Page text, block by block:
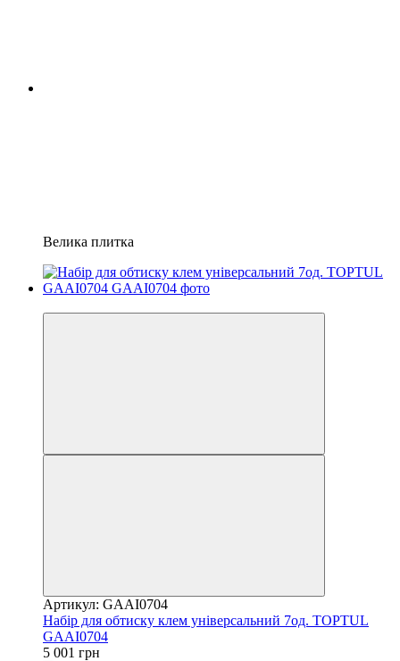
Велика плитка
Артикул: GAAI0704
Набір для обтиску клем універсальний 7од. TOPTUL
GAAI0704
5 001 грн